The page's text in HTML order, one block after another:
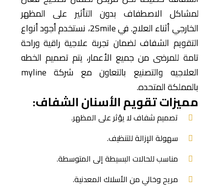
لمشاكل الاصطفاف بدون التأثير على المظهر
الخارجي أثناء العلاج. في 2Smile، نستخدم أجود أنواع
التقويم الشفاف لضمان تجربة علاجية راقية وراحة
تامة للمرضى من جميع الأعمار، يتم تصميم الخطه
العلاجيه والتصنيع بالتعاون مع شركة myline
بالمملكة المتحده.
مميزات تقويم الأسنان الشفاف:
تصميم شفاف لا يؤثر على المظهر.
سهولة الإزالة للتنظيف.
مناسب للحالات البسيطة إلى المتوسطة.
مريح وخالي من الأسلاك المعدنية.